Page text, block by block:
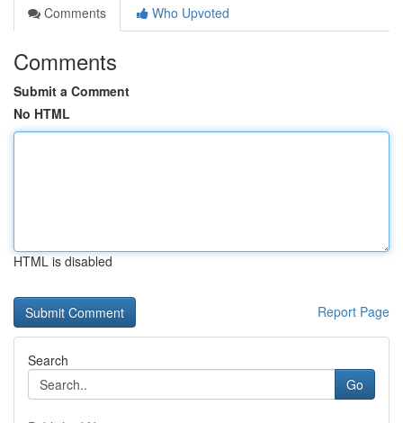
Comments
Who Upvoted
Comments
Submit a Comment
No HTML
HTML is disabled
Report Page
Search
Go